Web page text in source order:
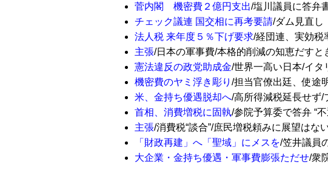
菅内閣 機密費２億円支出/塩川議員に答弁
チェック議連 国交相に再考要請/ダム見直し
法人税 来年度５％下げ要求/経団連、実効税
主張/日本の軍事費/本格的削減の知恵だすと
憲法違反の政党助成金/世界一高い日本/イタ
機密費のヤミ浮き彫り /担当官僚出廷、使途
米、金持ち優遇脱却へ/高所得減税延長せず/
首相、消費増税に固執/参院予算委で答弁 “
主張/消費税“談合”/庶民増税頼みに展望はな
「財政再建」へ「聖域」にメスを/笠井議員
大企業・金持ち優遇・軍事費膨張ただせ/衆